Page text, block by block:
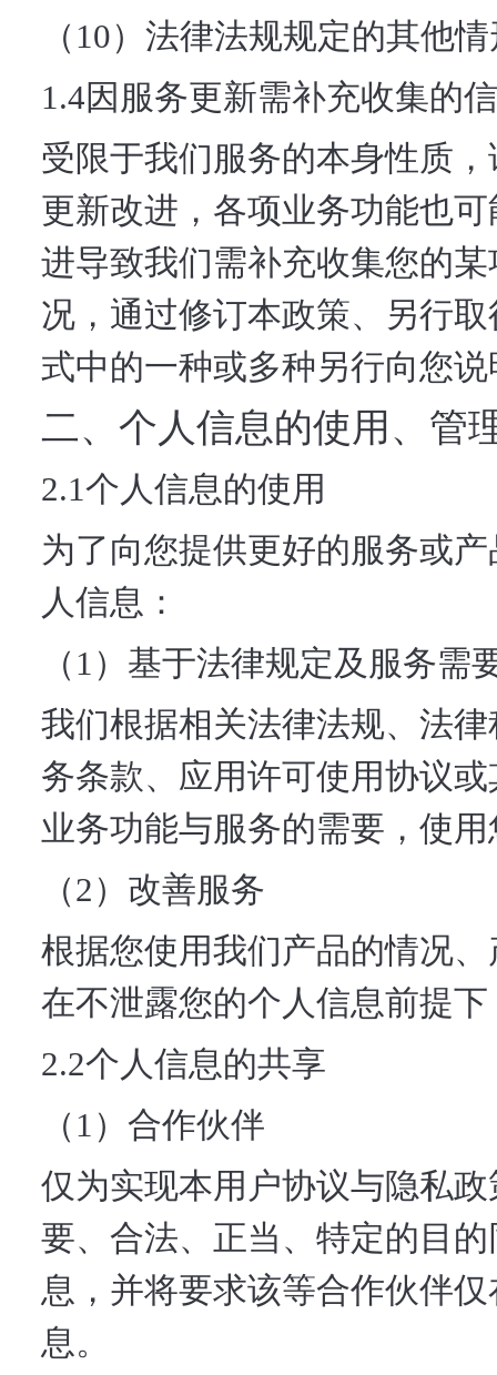
（10）法律法规规定的其他
1.4因服务更新需补充收集的
受限于我们服务的本身性质
更新改进，各项业务功能也
进导致我们需补充收集您的
况，通过修订本政策、另行
式中的一种或多种另行向您
二、个人信息的使用、管
2.1个人信息的使用
为了向您提供更好的服务或
人信息：
（1）基于法律规定及服务需
我们根据相关法律法规、法
务条款、应用许可使用协议
业务功能与服务的需要，使
（2）改善服务
根据您使用我们产品的情况
在不泄露您的个人信息前提
2.2个人信息的共享
（1）合作伙伴
仅为实现本用户协议与隐私
要、合法、正当、特定的目
息，并将要求该等合作伙伴
息。